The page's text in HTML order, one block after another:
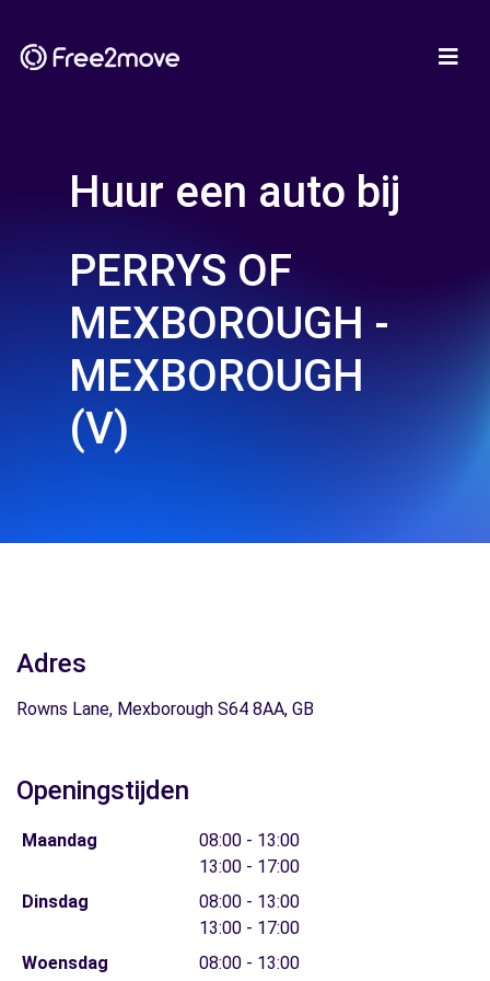
Huur een auto bij
PERRYS OF
MEXBOROUGH -
MEXBOROUGH
(V)
Adres
Rowns Lane, Mexborough S64 8AA, GB
Openingstijden
Maandag
08:00 - 13:00
13:00 - 17:00
Dinsdag
08:00 - 13:00
13:00 - 17:00
Woensdag
08:00 - 13:00